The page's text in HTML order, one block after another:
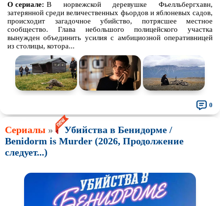
О сериале: В норвежской деревушке Фьелльбергхавн,
затерянной среди величественных фьордов и яблоневых садов,
происходит загадочное убийство, потрясшее местное
сообщество. Глава небольшого полицейского участка
вынужден объединить усилия с амбициозной оперативницей
из столицы, котора...
0
Сериалы »
Убийства в Бенидорме /
Benidorm is Murder (2026, Продолжение
следует...)